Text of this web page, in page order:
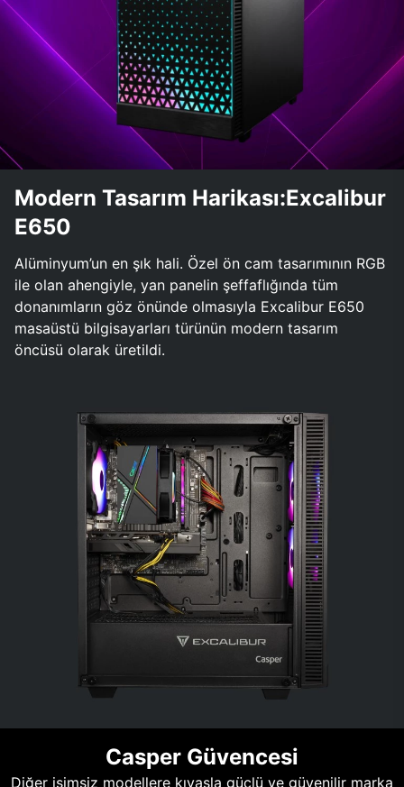
Modern Tasarım Harikası:Excalibur
E650
Alüminyum’un en şık hali. Özel ön cam tasarımının RGB
ile olan ahengiyle, yan panelin şeffaflığında tüm
donanımların göz önünde olmasıyla Excalibur E650
masaüstü bilgisayarları türünün modern tasarım
öncüsü olarak üretildi.
Casper Güvencesi
Diğer isimsiz modellere kıyasla güçlü ve güvenilir marka